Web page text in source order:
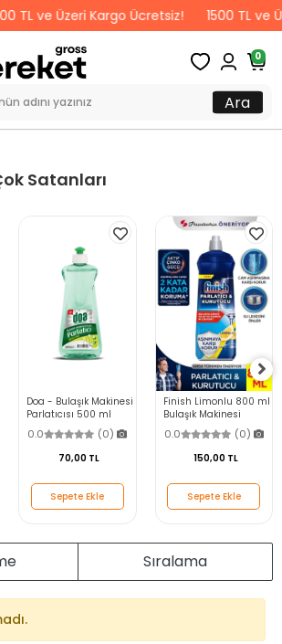
TL ve Üzeri Kargo Ücretsiz! 1500 TL ve
0
Ara
Satanları
Doa - Bulaşık Makinesi
Parlatıcısı 500 ml
0.0 (0)
70,00 TL
Sepete Ekle
Finish Limonlu 800 ml
Bulaşık Makinesi
Parlatıcı & Kurutucu
0.0 (0)
150,00 TL
Sepete Ekle
Sıralama